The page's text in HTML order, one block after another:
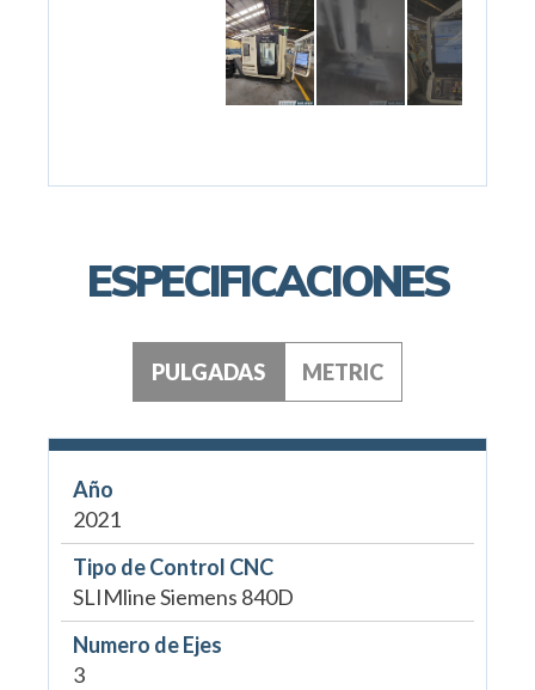
ESPECIFICACIONES
PULGADAS METRIC
Año
2021
Tipo de Control CNC
SLIMline Siemens 840D
Numero de Ejes
3